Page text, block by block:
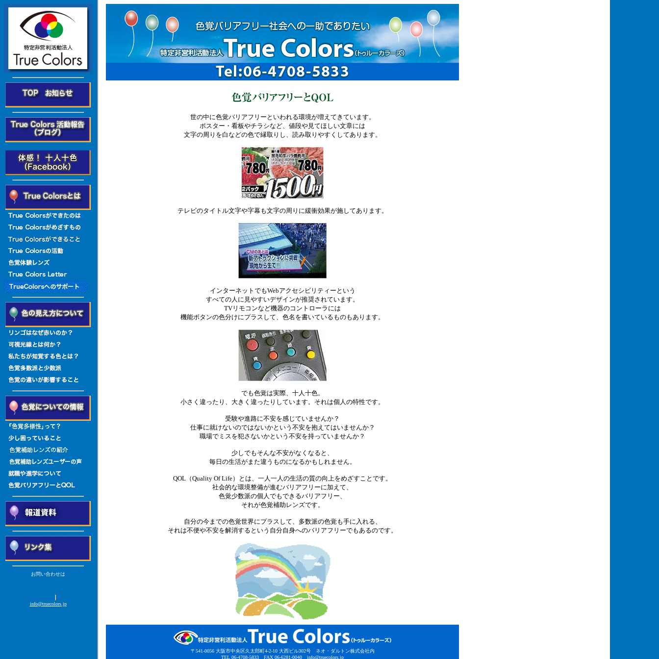
お問い合わせは
info@truecolors.jp
世の中に色覚バリアフリーといわれる環境が増えてきています。
ポスター・看板やチラシなど、値段や見てほしい文章には
文字の周りを白などの色で縁取りし、読み取りやすくしてあります。
テレビのタイトル文字や字幕も文字の周りに緩衝効果が施してあります。
インターネットでもWebアクセシビリティーという
すべての人に見やすいデザインが推奨されています。
TVリモコンなど機器のコントローラには
機能ボタンの色分けにプラスして、色名を書いているものもあります。
でも色覚は実際、十人十色。
小さく違ったり、大きく違ったりしています。それは個人の特性です。
受験や進路に不安を感じていませんか？
仕事に就けないのではないかという不安を抱えてはいませんか？
職場でミスを犯さないかという不安を持っていませんか？
少しでもそんな不安がなくなると、
毎日の生活がまた違うものになるかもしれません。
QOL（Quality Of Life）とは、一人一人の生活の質の向上をめざすことです。
社会的な環境整備が進むバリアフリーに加えて、
色覚少数派の個人でもできるバリアフリー、
それが色覚補助レンズです。
自分の今までの色覚世界にプラスして、多数派の色覚も手に入れる、
それは不便や不安を解消するという自分自身へのバリアフリーでもあるのです。
〒541-0056 大阪市中央区久太郎町4-2-10 大西ビル302号 ネオ・ダルトン株式会社内
TEL 06-4708-5833 FAX 06-6281-0040 info@truecolors.jp